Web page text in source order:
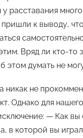
расставания
к выводу,
Вряд ли кто-то
этом думать не
никак не
Однако для
— Как вы
в которой вы